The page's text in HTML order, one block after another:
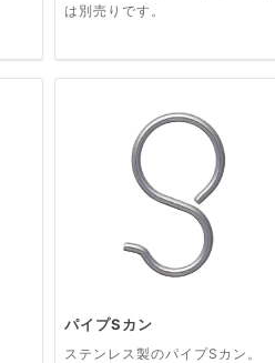
は別売りです。
パイプSカン
ステンレス製のパイプSカン。